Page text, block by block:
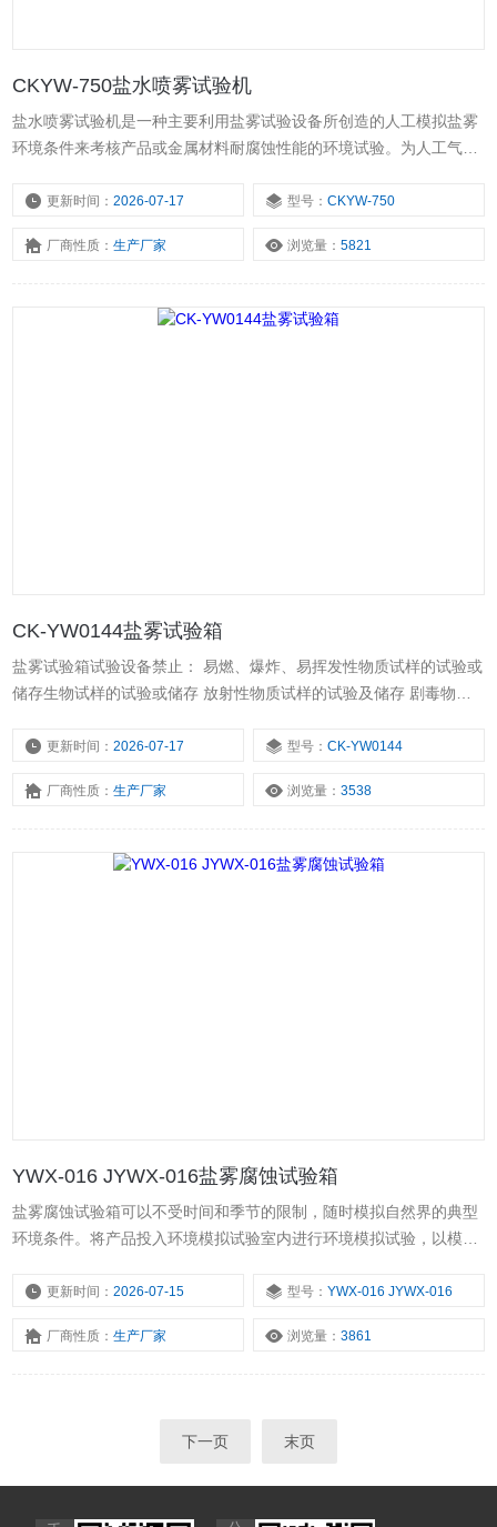
CKYW-750盐水喷雾试验机
盐水喷雾试验机是一种主要利用盐雾试验设备所创造的人工模拟盐雾
环境条件来考核产品或金属材料耐腐蚀性能的环境试验。为人工气候
工业、轻工电子、仪表等行业各种环境适应性和可靠性的一种重要试
更新时间：2026-07-17 型号：CKYW-750
厂商性质：生产厂家 浏览量：5821
CK-YW0144盐雾试验箱
盐雾试验箱试验设备禁止： 易燃、爆炸、易挥发性物质试样的试验或
储存生物试样的试验或储存 放射性物质试样的试验及储存 剧毒物质
更新时间：2026-07-17 型号：CK-YW0144
厂商性质：生产厂家 浏览量：3538
YWX-016 JYWX-016盐雾腐蚀试验箱
盐雾腐蚀试验箱可以不受时间和季节的限制，随时模拟自然界的典型
环境条件。将产品投入环境模拟试验室内进行环境模拟试验，以模拟
时，环境模拟试验以产品的使用环境条件为基础，对产品的使用条件
更新时间：2026-07-15 型号：YWX-016 JYWX-016
厂商性质：生产厂家 浏览量：3861
下一页 末页